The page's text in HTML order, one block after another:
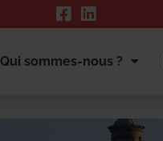
Qui sommes-nous ?